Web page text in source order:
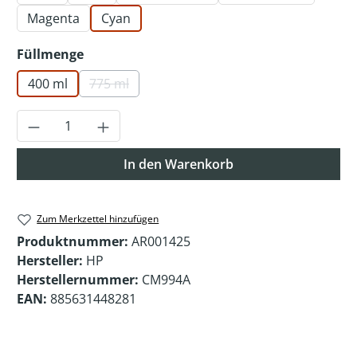
Magenta
Cyan
Füllmengeauswählen
400 ml
775 ml(Diese Option ist zurzeit nicht verfügbar.)
Produkt Anzahl: Gib den gewünschten
In den Warenkorb
Zum Merkzettel hinzufügen
Produktnummer: AR001425
Hersteller: HP
Herstellernummer: CM994A
EAN: 885631448281